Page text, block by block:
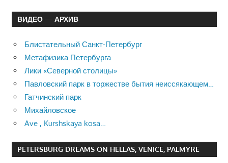
ВИДЕО — АРХИВ
Блистательный Санкт-Петербург
Метафизика Петербурга
Лики «Северной столицы»
Павловский парк в торжестве бытия неиссякающем…
Гатчинский парк
Михайловское
Ave , Kurshskaya kosa…
PETERSBURG DREAMS ON HELLAS, VENICE, PALMYRE